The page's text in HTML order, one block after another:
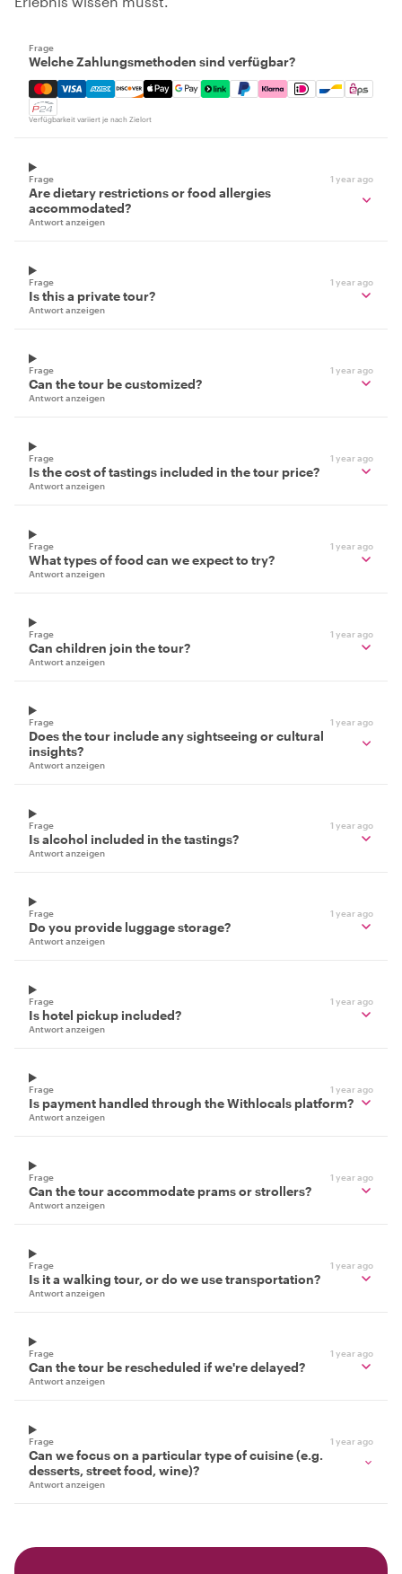
Frage
Welche Zahlungsmethoden sind verfügbar?
Mastercard, Visa, Amex, Discover, Apple Pay, Google
Verfügbarkeit variiert je nach Zielort
Frage 1 year ago
Are dietary restrictions or food allergies
accommodated?
Antwort anzeigen
Frage 1 year ago
Is this a private tour?
Antwort anzeigen
Frage 1 year ago
Can the tour be customized?
Antwort anzeigen
Frage 1 year ago
Is the cost of tastings included in the tour price?
Antwort anzeigen
Frage 1 year ago
What types of food can we expect to try?
Antwort anzeigen
Frage 1 year ago
Can children join the tour?
Antwort anzeigen
Frage 1 year ago
Does the tour include any sightseeing or cultural
insights?
Antwort anzeigen
Frage 1 year ago
Is alcohol included in the tastings?
Antwort anzeigen
Frage 1 year ago
Do you provide luggage storage?
Antwort anzeigen
Frage 1 year ago
Is hotel pickup included?
Antwort anzeigen
Frage 1 year ago
Is payment handled through the Withlocals platform?
Antwort anzeigen
Frage 1 year ago
Can the tour accommodate prams or strollers?
Antwort anzeigen
Frage 1 year ago
Is it a walking tour, or do we use transportation?
Antwort anzeigen
Frage 1 year ago
Can the tour be rescheduled if we're delayed?
Antwort anzeigen
Frage 1 year ago
Can we focus on a particular type of cuisine (e.g.
desserts, street food, wine)?
Antwort anzeigen